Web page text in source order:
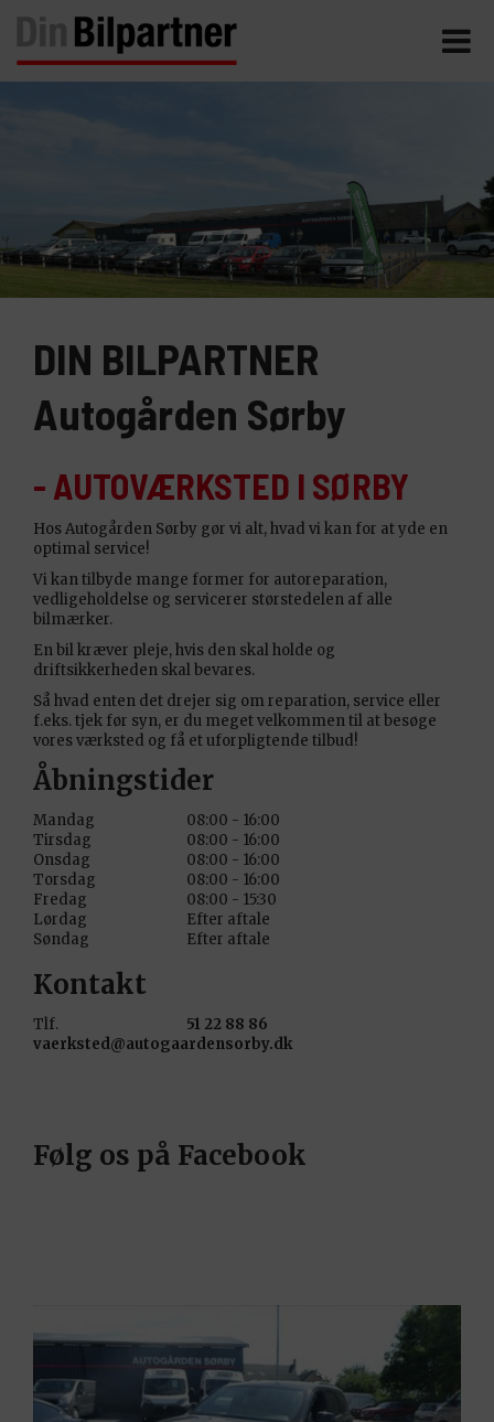
DIN BILPARTNER
Autogården Sørby
- AUTOVÆRKSTED I SØRBY
Hos Autogården Sørby gør vi alt, hvad vi kan for at yde en
optimal service!
Vi kan tilbyde mange former for autoreparation,
vedligeholdelse og servicerer størstedelen af alle
bilmærker.
En bil kræver pleje, hvis den skal holde og
driftsikkerheden skal bevares.
Så hvad enten det drejer sig om reparation, service eller
f.eks. tjek før syn, er du meget velkommen til at besøge
vores værksted og få et uforpligtende tilbud!
Åbningstider
Mandag
08:00 - 16:00
Tirsdag
08:00 - 16:00
Onsdag
08:00 - 16:00
Torsdag
08:00 - 16:00
Fredag
08:00 - 15:30
Lørdag
Efter aftale
Søndag
Efter aftale
Kontakt
Tlf.
51 22 88 86
vaerksted@autogaardensorby.dk
Følg os på Facebook